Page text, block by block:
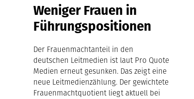
Weniger Frauen in
Führungspositionen
Der Frauenmachtanteil in den
deutschen Leitmedien ist laut Pro Quote
Medien erneut gesunken. Das zeigt eine
neue Leitmedienzählung. Der gewichtete
Frauenmachtquotient liegt aktuell bei